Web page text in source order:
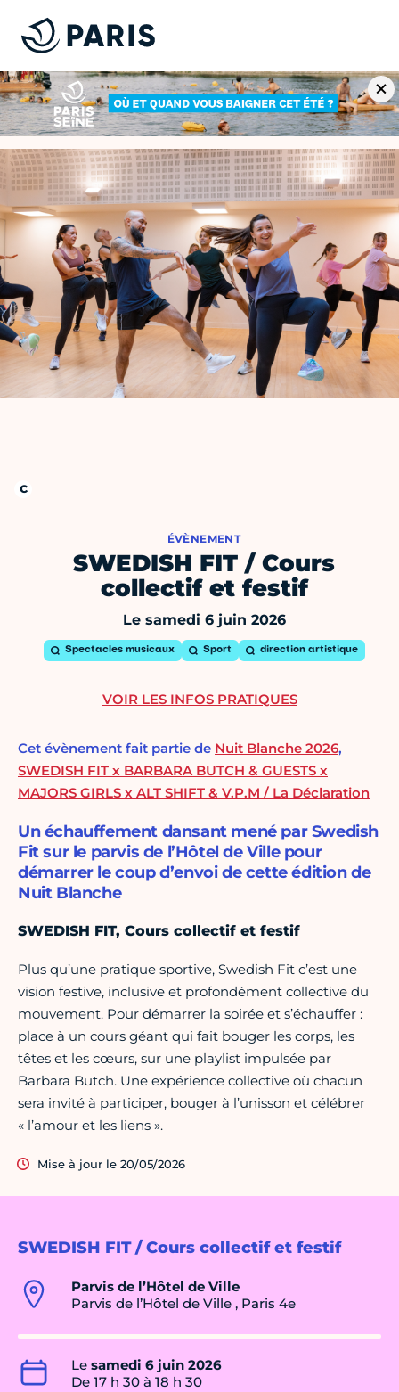
ÉVÈNEMENT
SWEDISH FIT / Cours
collectif et festif
Le samedi 6 juin 2026
Spectacles musicaux Sport direction artistique
SWEDISH FIT / Cours collectif et festif
Parvis de l’Hôtel de Ville
Parvis de l’Hôtel de Ville , Paris 4e
Le samedi 6 juin 2026
De 17 h 30 à 18 h 30
Cet évènement fait partie de Nuit Blanche 2026,
SWEDISH FIT x BARBARA BUTCH & GUESTS x
MAJORS GIRLS x ALT SHIFT & V.P.M / La Déclaration
Un échauffement dansant mené par Swedish
Fit sur le parvis de l’Hôtel de Ville pour
démarrer le coup d’envoi de cette édition de
Nuit Blanche
SWEDISH FIT, Cours collectif et festif
Plus qu’une pratique sportive, Swedish Fit c’est une
vision festive, inclusive et profondément collective du
mouvement. Pour démarrer la soirée et s’échauffer :
place à un cours géant qui fait bouger les corps, les
têtes et les cœurs, sur une playlist impulsée par
Barbara Butch. Une expérience collective où chacun
sera invité à participer, bouger à l’unisson et célébrer
« l’amour et les liens ».
Mise à jour le 20/05/2026
VOIR LES INFOS PRATIQUES